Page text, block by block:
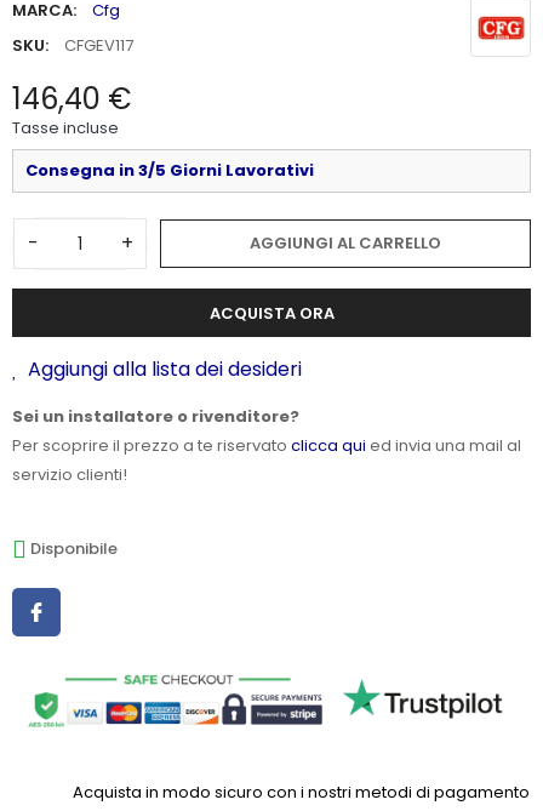
MARCA:
Cfg
SKU:
CFGEV117
146,40 €
Tasse incluse
Consegna in 3/5 Giorni Lavorativi
- + AGGIUNGI AL CARRELLO
ACQUISTA ORA
Aggiungi alla lista dei desideri
Sei un installatore o rivenditore?
Per scoprire il prezzo a te riservato clicca qui ed invia una mail al
servizio clienti!
Disponibile
Acquista in modo sicuro con i nostri metodi di pagamento